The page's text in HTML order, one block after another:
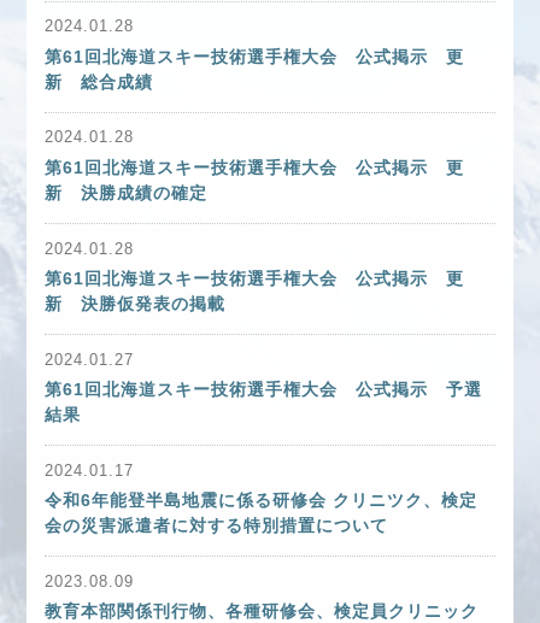
教育本部大会関係
教育本部 活動内容紹介
パッチテスト検定の開催風景
教育本部に関する各種情報
2024.01.28
第61回北海道スキー技術選手権大会 公式掲示 更
新 総合成績
2024.01.28
第61回北海道スキー技術選手権大会 公式掲示 更
新 決勝成績の確定
2024.01.28
第61回北海道スキー技術選手権大会 公式掲示 更
新 決勝仮発表の掲載
2024.01.27
第61回北海道スキー技術選手権大会 公式掲示 予選
結果
2024.01.17
令和6年能登半島地震に係る研修会 クリニツク、検定
会の災害派遣者に対する特別措置について
2023.08.09
教育本部関係刊行物、各種研修会、検定員クリニック